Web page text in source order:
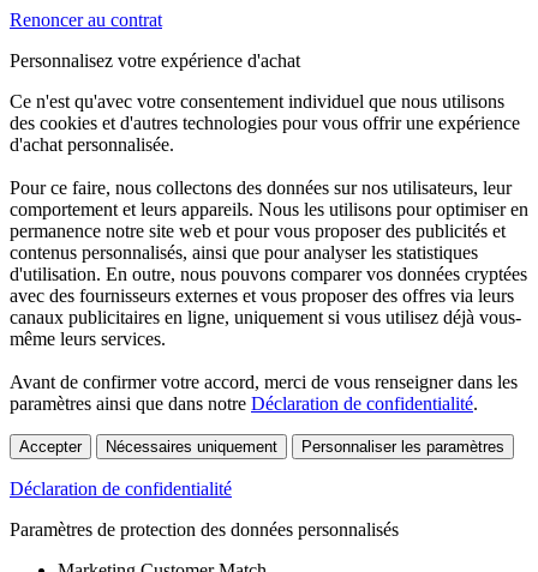
Renoncer au contrat
Personnalisez votre expérience d'achat
Ce n'est qu'avec votre consentement individuel que nous utilisons
des cookies et d'autres technologies pour vous offrir une expérience
d'achat personnalisée.
Pour ce faire, nous collectons des données sur nos utilisateurs, leur
comportement et leurs appareils. Nous les utilisons pour optimiser en
permanence notre site web et pour vous proposer des publicités et
contenus personnalisés, ainsi que pour analyser les statistiques
d'utilisation. En outre, nous pouvons comparer vos données cryptées
avec des fournisseurs externes et vous proposer des offres via leurs
canaux publicitaires en ligne, uniquement si vous utilisez déjà vous-
même leurs services.
Avant de confirmer votre accord, merci de vous renseigner dans les
paramètres ainsi que dans notre Déclaration de confidentialité.
Accepter Nécessaires uniquement Personnaliser les paramètres
Déclaration de confidentialité
Paramètres de protection des données personnalisés